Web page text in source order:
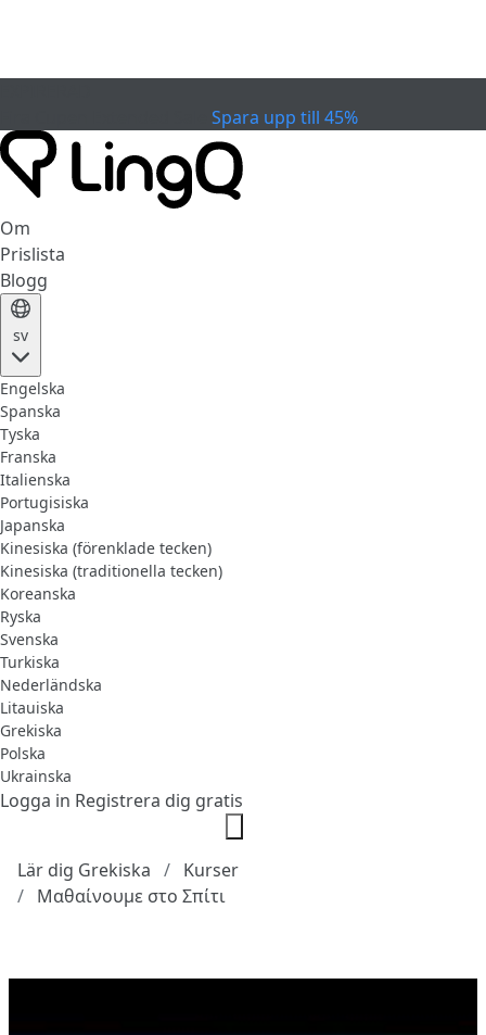
Spara upp till 45%
Om
Prislista
Blogg
sv
Engelska
Spanska
Tyska
Franska
Italienska
Portugisiska
Japanska
Kinesiska (förenklade tecken)
Kinesiska (traditionella tecken)
Koreanska
Ryska
Svenska
Turkiska
Nederländska
Litauiska
Grekiska
Polska
Ukrainska
Logga in Registrera dig gratis
Lär dig Grekiska
Kurser
Μαθαίνουμε στο Σπίτι